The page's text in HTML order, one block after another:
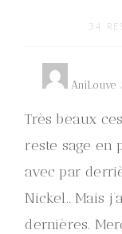
34
AniLouve
Très beaux
reste sage en
avec par
Nickel.. Mais
dernières.